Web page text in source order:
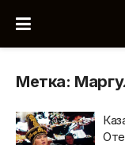
Метка: